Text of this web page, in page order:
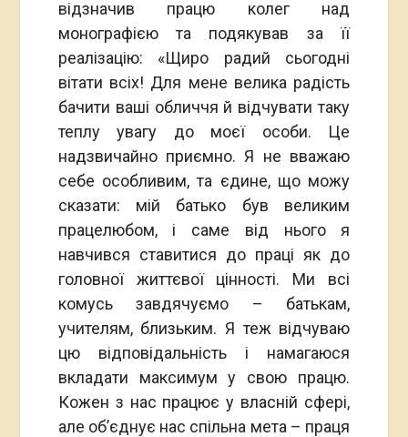
відзначив працю колег над
монографією та подякував за її
реалізацію: «Щиро радий сьогодні
вітати всіх! Для мене велика радість
бачити ваші обличчя й відчувати таку
теплу увагу до моєї особи. Це
надзвичайно приємно. Я не вважаю
себе особливим, та єдине, що можу
сказати: мій батько був великим
працелюбом, і саме від нього я
навчився ставитися до праці як до
головної життєвої цінності. Ми всі
комусь завдячуємо – батькам,
учителям, близьким. Я теж відчуваю
цю відповідальність і намагаюся
вкладати максимум у свою працю.
Кожен з нас працює у власній сфері,
але об’єднує нас спільна мета – праця